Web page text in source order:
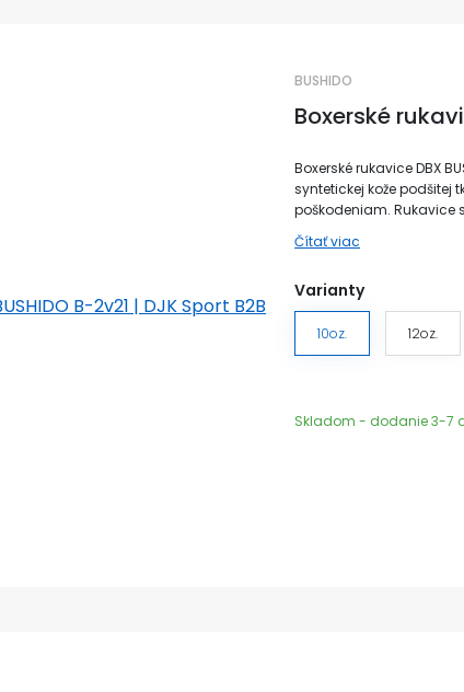
BUSHIDO
Boxerské
Boxerské rukavice DBX
syntetickej kože podšitej
poškodeniam. Rukavice
Čítať viac
Varianty
10oz. 12oz.
Skladom - dodanie 3-7